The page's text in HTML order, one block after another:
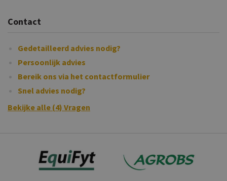
Contact
Gedetailleerd advies nodig?
Persoonlijk advies
Bereik ons via het contactformulier
Snel advies nodig?
Bekijke alle (4) Vragen